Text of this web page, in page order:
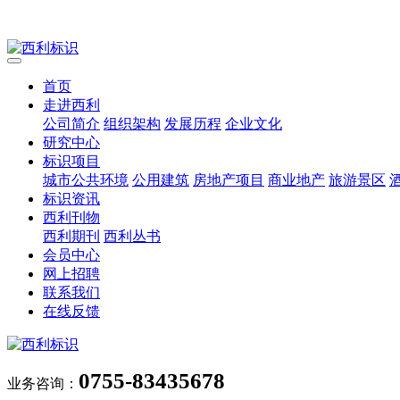
首页
走进西利
公司简介 组织架构 发展历程 企业文化
研究中心
标识项目
城市公共环境 公用建筑 房地产项目 商业地产 旅游景区
标识资讯
西利刊物
西利期刊 西利丛书
会员中心
网上招聘
联系我们
在线反馈
业务咨询： 0755-83435678